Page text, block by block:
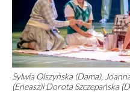
Sylwia Olszyńska (Dama),
(Eneasz)i Dorota Szczepańska